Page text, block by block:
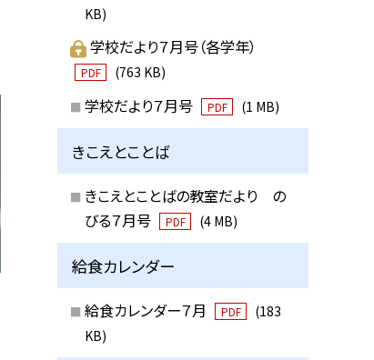
KB)
学校だより７月号（各学年）
PDF (763 KB)
学校だより７月号 PDF (1 MB)
きこえとことば
きこえとことばの教室だより の
びる７月号
PDF (4 MB)
給食カレンダー
給食カレンダー７月 PDF
(183
KB)